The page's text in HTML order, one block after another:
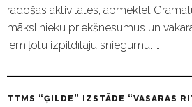
radošās aktivitātēs, apmeklēt
mākslinieku priekšnesumus un
iemīļotu izpildītāju sniegumu. …
TTMS “ĢILDE” IZSTĀDE “VASARAS